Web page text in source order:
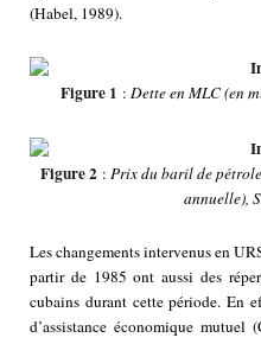
(Habel, 1989).
Figure 1 : Dette en MLC (en
Figure 2: Prix du baril de
annuelle),
Les changements intervenus en
partir de 1985 ont aussi des
cubains durant cette période. En
d’assistance économique